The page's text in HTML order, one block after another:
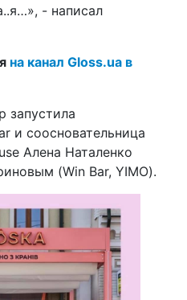
- написал
на канал Gloss.ua в
запустила
и соосновательница
Алена Наталенко
(Win Bar, YIMO).